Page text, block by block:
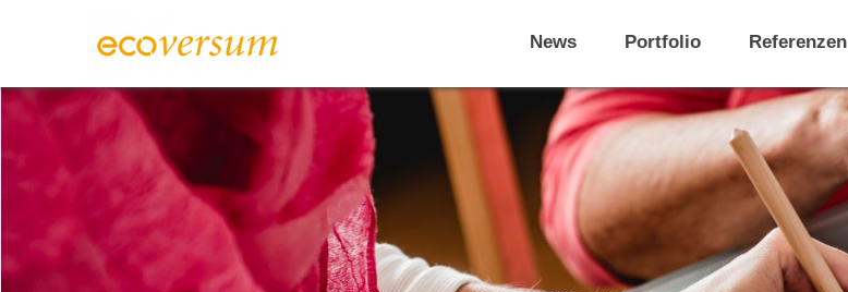
News Portfolio Referenzen